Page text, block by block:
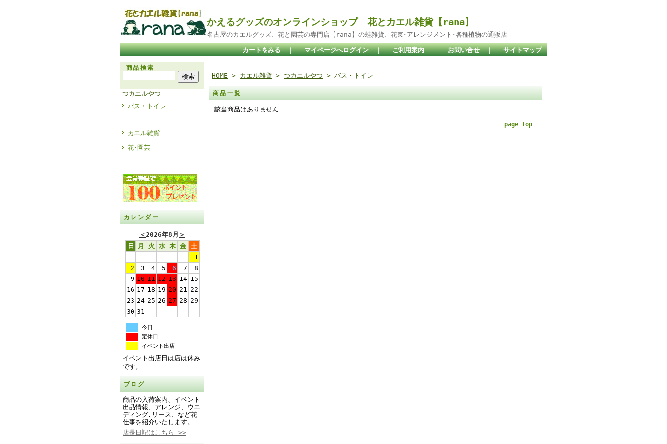
かえるグッズのオンラインショップ 花とカエル雑貨【rana】
名古屋のカエルグッズ、花と園芸の専門店【rana】の蛙雑貨、花束･アレンジメント･各種植物の通販店
カートをみる ｜ マイページへログイン ｜ ご利用案内 ｜ お問い合せ ｜ サイトマップ
商品検索
つカエルやつ
バス・トイレ
カエル雑貨
花･園芸
カレンダー
＜2026年8月 ＞
日
月 火 水 木 金 土
1
2
3 4 5 6 7
8
9 10 11 12 13 14 15
16 17 18 19 20 21 22
23 24 25 26 27 28 29
30 31
今日
定休日
イベント出店
イベント出店日は店は休み
です。
ブログ
商品の入荷案内、イベント
出品情報、アレンジ、ウエ
ディング､リース、など花
仕事を紹介いたします。
店長日記はこちら >>
HOME > カエル雑貨 > つカエルやつ > バス・トイレ
商品一覧
該当商品はありません
page top